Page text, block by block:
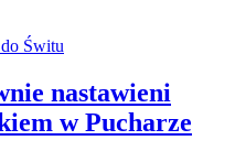
nastawieni
w Pucharze